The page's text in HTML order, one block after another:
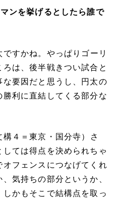
ンを挙げるとしたら誰で
すかね。やっぱりゴーリ
は、後半戦きつい試合と
要因だと思うし、円太の
利に直結してくる部分な
４＝東京・国分寺）さ
ては得点を決められちゃ
フェンスにつなげてくれ
気持ちの部分というか、
かもそこで結構点を取っ